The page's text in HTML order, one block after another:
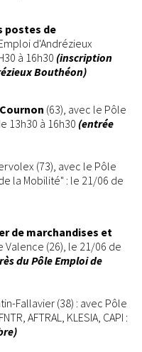
postes de
d'Andrézieux
à 16h30 (inscription
Bouthéon)
(63), avec le Pôle
13h30 à 16h30 (entrée
(73), avec le Pôle
la Mobilité" : le 21/06 de
de marchandises et
Valence (26), le 21/06 de
du Pôle Emploi de
Fallavier (38) : avec Pôle
AFTRAL, KLESIA, CAPI :